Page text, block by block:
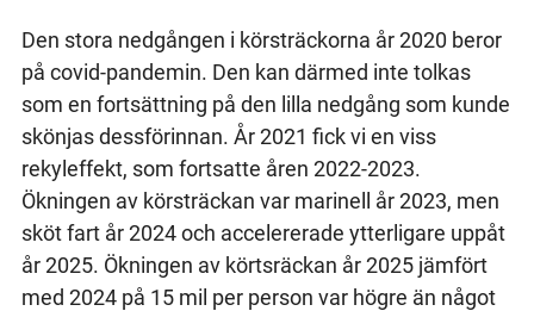
Den stora nedgången i körsträckorna år 2020 beror
på covid-pandemin. Den kan därmed inte tolkas
som en fortsättning på den lilla nedgång som kunde
skönjas dessförinnan. År 2021 fick vi en viss
rekyleffekt, som fortsatte åren 2022-2023.
Ökningen av körsträckan var marinell år 2023, men
sköt fart år 2024 och accelererade ytterligare uppåt
år 2025. Ökningen av körtsräckan år 2025 jämfört
med 2024 på 15 mil per person var högre än något